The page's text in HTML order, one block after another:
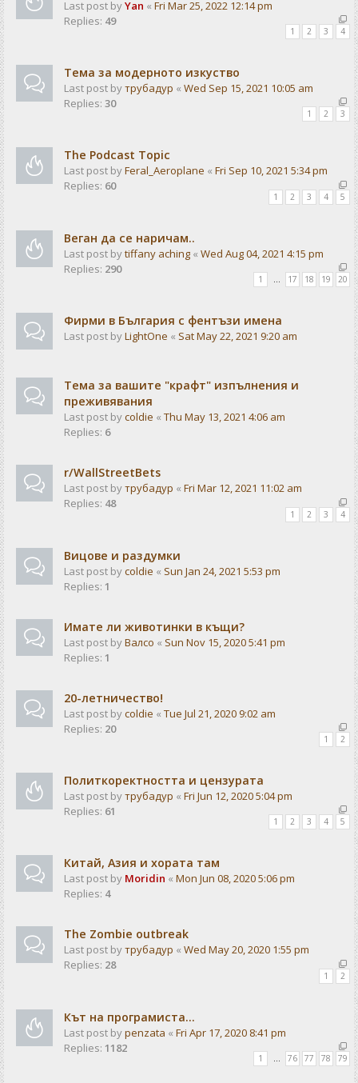
Last post byYan « Fri Mar 25, 2022 12:14 pm
Replies: 49
1 2 3 4
Тема за модерното изкуство
Last post byтрубадур « Wed Sep 15, 2021 10:05 am
Replies: 30
1 2 3
The Podcast Topic
Last post byFeral_Aeroplane « Fri Sep 10, 2021 5:34 pm
Replies: 60
1 2 3 4 5
Веган да се наричам..
Last post bytiffany aching « Wed Aug 04, 2021 4:15 pm
Replies: 290
1 … 17 18 19 20
Фирми в България с фентъзи имена
Last post byLightOne « Sat May 22, 2021 9:20 am
Тема за вашите "крафт" изпълнения и
преживявания
Last post bycoldie « Thu May 13, 2021 4:06 am
Replies: 6
r/WallStreetBets
Last post byтрубадур « Fri Mar 12, 2021 11:02 am
Replies: 48
1 2 3 4
Вицове и раздумки
Last post bycoldie « Sun Jan 24, 2021 5:53 pm
Replies: 1
Имате ли животинки в къщи?
Last post byВалсо « Sun Nov 15, 2020 5:41 pm
Replies: 1
20-летничество!
Last post bycoldie « Tue Jul 21, 2020 9:02 am
Replies: 20
1 2
Политкоректността и цензурата
Last post byтрубадур « Fri Jun 12, 2020 5:04 pm
Replies: 61
1 2 3 4 5
Китай, Азия и хората там
Last post by Moridin « Mon Jun 08, 2020 5:06 pm
Replies: 4
The Zombie outbreak
Last post byтрубадур « Wed May 20, 2020 1:55 pm
Replies: 28
1 2
Кът на програмиста...
Last post bypenzata « Fri Apr 17, 2020 8:41 pm
Replies: 1182
1 … 76 77 78 79